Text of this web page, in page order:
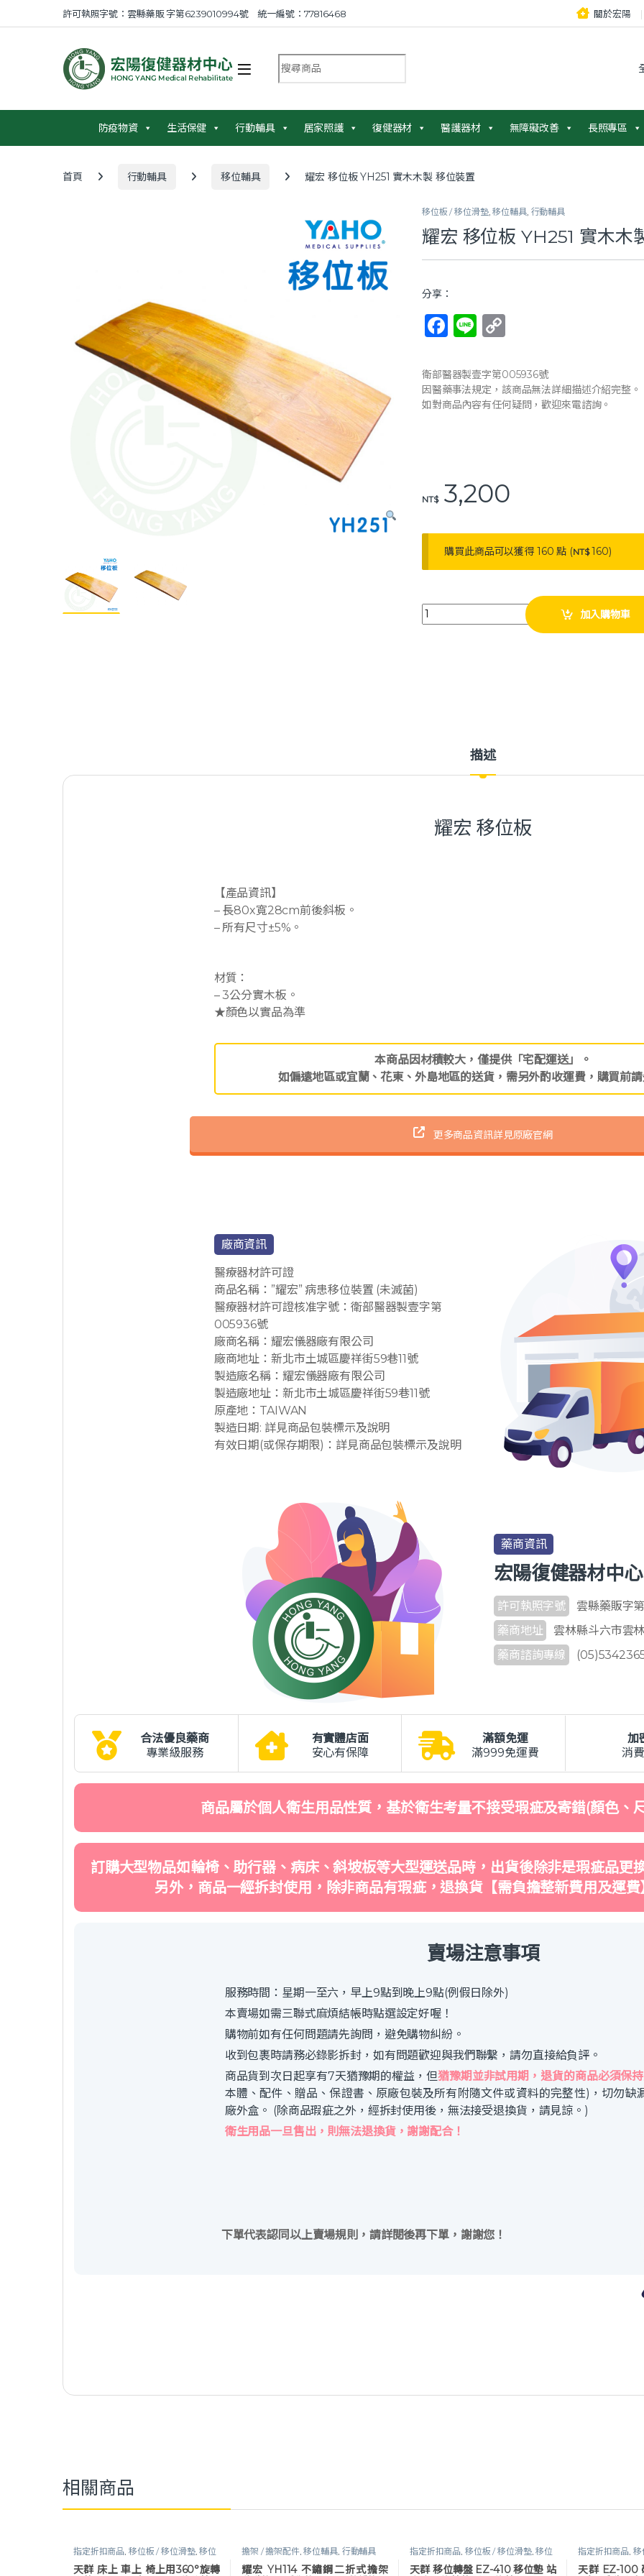
Skip to navigation
Skip to content許可執照字號：雲縣藥販 字第6239010994號 統一編號：77816468 關於宏陽
搜尋商品：
防疫物資 生活保健 行動輔具 居家照護 復健器材 醫護器材 無障礙改善 長照專區
首頁 行動輔具 移位輔具 耀宏 移位板 YH251 實木木製 移位裝置
移位板 / 移位滑墊,移位輔具, 行動輔具
耀宏 移位板 YH251 實木木
分享：
F
c
e
b
k
Li
e p
y
Li
衛部醫器製壹字第005936號
因醫藥事法規定，該商品無法詳細描述介紹完整。
如對商品內容有任何疑問，歡迎來電諮詢。
NT$3,200
購買此商品可以獲得 160 點 (NT$160)
耀宏 移位板 YH251 實木木製 移位裝置 quantity
加入購物車
描述
耀宏 移位板
【產品資訊】
– 長80x寬28cm前後斜板。
– 所有尺寸±5%。
材質：
– 3公分實木板。
★顏色以實品為準
本商品因材積較大，僅提供「宅配運送」。
如偏遠地區或宜蘭、花東、外島地區的送貨，需另外酌收運費，購買前
更多商品資訊詳見原廠官網
廠商資訊
醫療器材許可證
商品名稱：”耀宏” 病患移位裝置 (未滅菌)
醫療器材許可證核准字號：衛部醫器製壹字第
005936號
廠商名稱：耀宏儀器廠有限公司
廠商地址：新北市土城區慶祥街59巷11號
製造廠名稱：耀宏儀器廠有限公司
製造廠地址：新北市土城區慶祥街59巷11號
原產地：TAIWAN
製造日期: 詳見商品包裝標示及說明
有效日期(或保存期限)：詳見商品包裝標示及說明
藥商資訊
宏陽復健器材中心
許可執照字號
雲縣藥販字
藥商地址
雲林縣斗六市雲
藥商諮詢專線
合法優良藥商
專業級服務
有實體店面
安心有保障
滿額免運
滿999免運費
加
消
商品屬於個人衛生用品性質，基於衛生考量不接受瑕疵及寄錯(顏色、
訂購大型物品如輪椅、助行器、病床、斜坡板等大型運送品時，出貨後除非是瑕疵品更
另外，商品一經拆封使用，除非商品有瑕疵，退換貨【需負擔整新費用及運
賣場注意事項
服務時間：星期一至六，早上9點到晚上9點(例假日除外)
本賣場如需三聯式麻煩結帳時點選設定好喔！
購物前如有任何問題請先詢問，避免購物糾紛。
收到包裹時請務必錄影拆封，如有問題歡迎與我們聯繫，請勿直接給負評。
商品貨到次日起享有7天猶豫期的權益，但猶豫期並非試用期，退貨的商品必須保
本體、配件、贈品、保證書、原廠包裝及所有附隨文件或資料的完整性)，切勿缺
廠外盒。 (除商品瑕疵之外，經拆封使用後，無法接受退換貨，請見諒。)
衛生用品一旦售出，則無法退換貨，謝謝配合！
下單代表認同以上賣場規則，請詳閱後再下單，謝謝您！
相關商品
指定折扣商品 移位板 / 移位滑墊,移位
輔具, 行動輔具
天群 床上 車上 椅上用360°旋轉
擔架 / 擔架配件,移位輔具, 行動輔具
耀宏 YH114 不鏽鋼二折式擔架
指定折扣商品 移位板 / 移位滑墊,移位
輔具, 移位輔具,行動輔具 ,長照專區
天群 移位轉盤 EZ-410 移位墊 站
指定折扣商品 移
輔具, 行動輔具
天群 EZ-100